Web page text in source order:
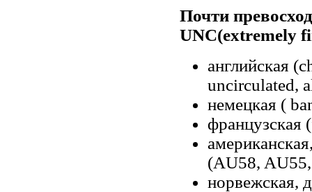
Почти
UNC(extremely
английская
uncirculated,
немецкая (
французская
(AU58,
норвежская,